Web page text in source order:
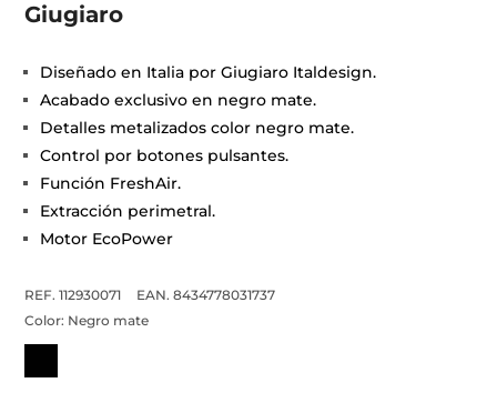
Giugiaro
Diseñado en Italia por Giugiaro Italdesign.
Acabado exclusivo en negro mate.
Detalles metalizados color negro mate.
Control por botones pulsantes.
Función FreshAir.
Extracción perimetral.
Motor EcoPower
REF. 112930071
EAN. 8434778031737
Color: Negro mate